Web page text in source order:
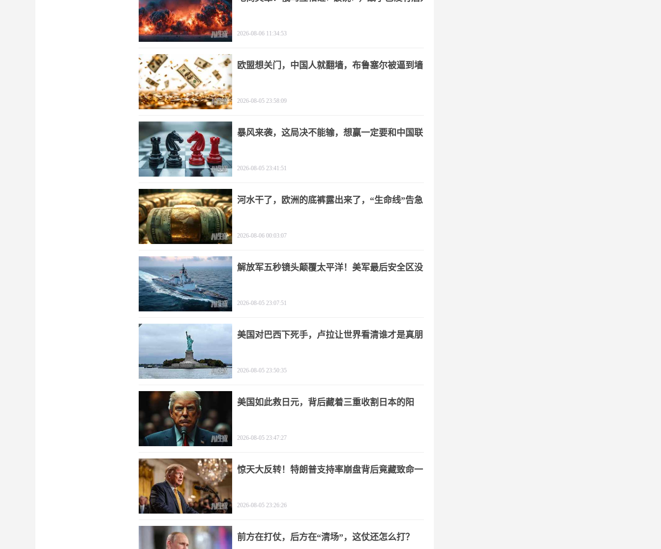
2026-08-06 11:34:53
欧盟想关门，中国人就翻墙，布鲁塞尔被逼到墙
2026-08-05 23:58:09
暴风来袭，这局决不能输，想赢一定要和中国联
2026-08-05 23:41:51
河水干了，欧洲的底裤露出来了，“生命线”告急
2026-08-06 00:03:07
解放军五秒镜头颠覆太平洋！美军最后安全区没
2026-08-05 23:07:51
美国对巴西下死手，卢拉让世界看清谁才是真朋
2026-08-05 23:50:35
美国如此救日元，背后藏着三重收割日本的阳
2026-08-05 23:47:27
惊天大反转！特朗普支持率崩盘背后竟藏致命一
2026-08-05 23:26:26
前方在打仗，后方在“清场”，这仗还怎么打？